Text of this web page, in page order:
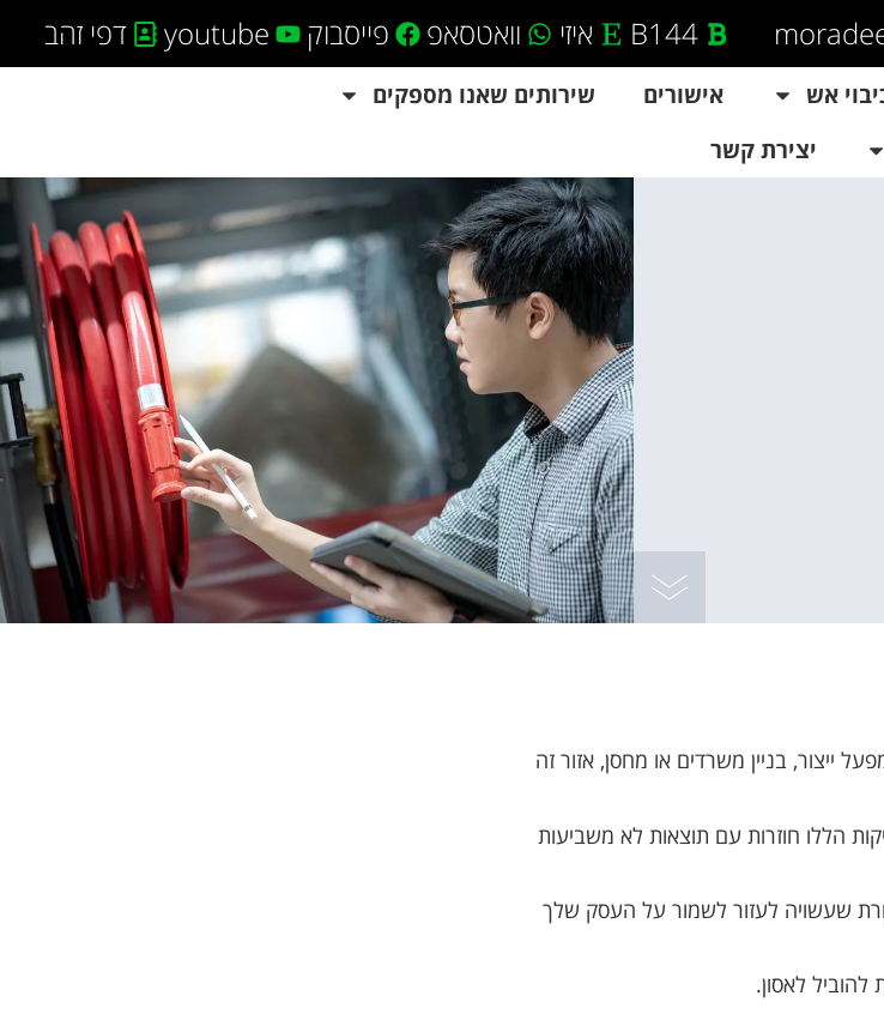
B144 איזי וואטסאפ פייסבוק youtube דפי זהב
אש אישורים
שירותים שאנו מספקים
יצירת קשר
ייצור, בניין משרדים או מחסן, אזור זה
הללו חוזרות עם תוצאות לא משביעות
שעשויה לעזור לשמור על העסק שלך
להוביל לאסון.